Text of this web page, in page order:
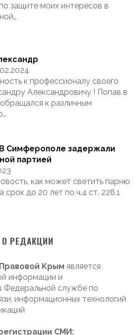
защите моих интересов в
к профессионалу своего
Александровичу ! Попав в
к различным
В Симферополе задержали
партией
как может светить парню
до 20 лет по ч.4 ст. 228.1
О РЕДАКЦИИ
Крым является
информации и
Федеральной службе по
информационных технологий
СМИ: